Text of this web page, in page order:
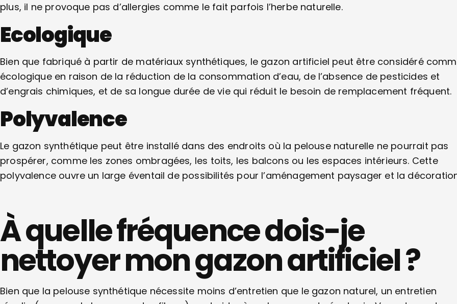
plus, il ne provoque pas d’allergies comme le fait parfois l’herbe naturelle.
Ecologique
Bien que fabriqué à partir de matériaux synthétiques, le gazon artificiel peut être considéré
écologique en raison de la réduction de la consommation d’eau, de l’absence de pesticides et
d’engrais chimiques, et de sa longue durée de vie qui réduit le besoin de remplacement fréquent.
Polyvalence
Le gazon synthétique peut être installé dans des endroits où la pelouse naturelle ne pourrait pas
prospérer, comme les zones ombragées, les toits, les balcons ou les espaces intérieurs. Cette
polyvalence ouvre un large éventail de possibilités pour l’aménagement paysager et la
À quelle fréquence dois-je
nettoyer mon gazon artificiel ?
Bien que la pelouse synthétique nécessite moins d’entretien que le gazon naturel, un entretien